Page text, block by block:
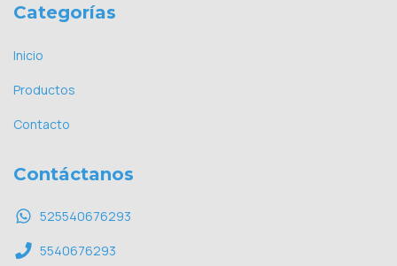
Categorías
Inicio
Productos
Contacto
Contáctanos
525540676293
5540676293